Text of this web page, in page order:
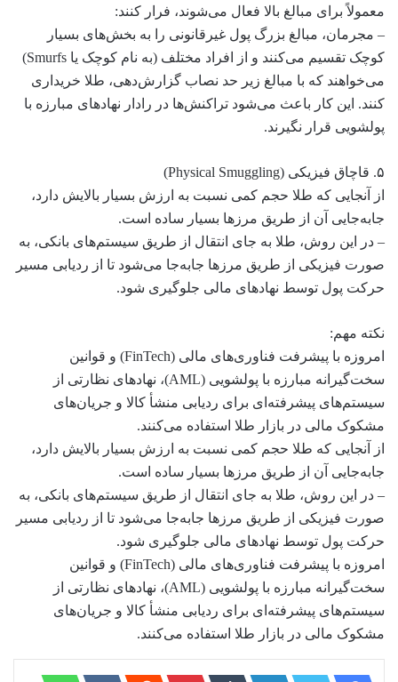
معمولاً برای مبالغ بالا فعال می‌شوند، فرار کنند:
– مجرمان، مبالغ بزرگ پول غیرقانونی را به بخش‌های بسیار
کوچک تقسیم می‌کنند و از افراد مختلف (به نام کوچک یا Smurfs)
می‌خواهند که با مبالغ زیر حد نصاب گزارش‌دهی، طلا خریداری
کنند. این کار باعث می‌شود تراکنش‌ها در رادار نهادهای مبارزه با
پولشویی قرار نگیرند.
۵. قاچاق فیزیکی (Physical Smuggling)
از آنجایی که طلا حجم کمی نسبت به ارزش بسیار بالایش دارد،
جابه‌جایی آن از طریق مرزها بسیار ساده است.
– در این روش، طلا به جای انتقال از طریق سیستم‌های بانکی، به
صورت فیزیکی از طریق مرزها جابه‌جا می‌شود تا از ردیابی مسیر
حرکت پول توسط نهادهای مالی جلوگیری شود.
نکته مهم:
امروزه با پیشرفت فناوری‌های مالی (FinTech) و قوانین
سخت‌گیرانه مبارزه با پولشویی (AML)، نهادهای نظارتی از
سیستم‌های پیشرفته‌ای برای ردیابی منشأ کالا و جریان‌های
مشکوک مالی در بازار طلا استفاده می‌کنند.
از آنجایی که طلا حجم کمی نسبت به ارزش بسیار بالایش دارد،
جابه‌جایی آن از طریق مرزها بسیار ساده است.
– در این روش، طلا به جای انتقال از طریق سیستم‌های بانکی، به
صورت فیزیکی از طریق مرزها جابه‌جا می‌شود تا از ردیابی مسیر
حرکت پول توسط نهادهای مالی جلوگیری شود.
امروزه با پیشرفت فناوری‌های مالی (FinTech) و قوانین
سخت‌گیرانه مبارزه با پولشویی (AML)، نهادهای نظارتی از
سیستم‌های پیشرفته‌ای برای ردیابی منشأ کالا و جریان‌های
مشکوک مالی در بازار طلا استفاده می‌کنند.